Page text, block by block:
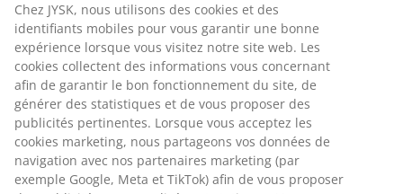
Numéro d’article: 3630108
Instructions de montage
Spécifications
Chez JYSK, nous utilisons des cookies et des
identifiants mobiles pour vous garantir une bonne
expérience lorsque vous visitez notre site web. Les
cookies collectent des informations vous concernant
afin de garantir le bon fonctionnement du site, de
générer des statistiques et de vous proposer des
publicités pertinentes. Lorsque vous acceptez les
cookies marketing, nous partageons vos données de
navigation avec nos partenaires marketing (par
exemple Google, Meta et TikTok) afin de vous proposer